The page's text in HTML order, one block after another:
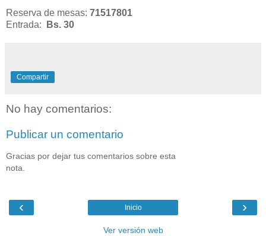
Reserva de mesas: 71517801
Entrada:
Bs. 30
Compartir
No hay comentarios:
Publicar un comentario
Gracias por dejar tus comentarios sobre esta
nota.
‹ ›
Inicio
Ver versión web